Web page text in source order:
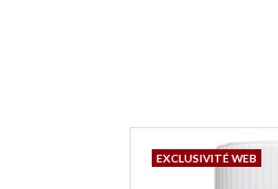
EXCLUSIVITÉ WEB